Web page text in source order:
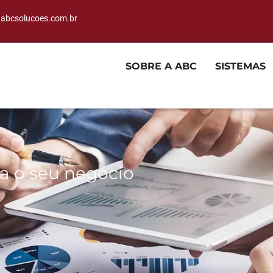
SOBRE A ABC SISTEMAS
o seu negócio